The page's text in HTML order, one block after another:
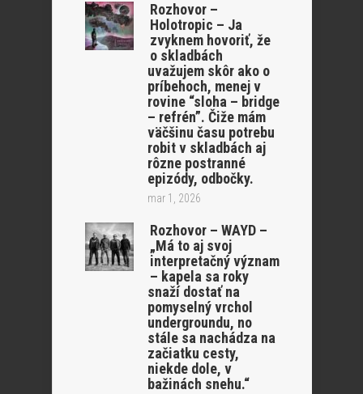
Rozhovor –
Holotropic – Ja
zvyknem hovoriť, že
o skladbách
uvažujem skôr ako o
príbehoch, menej v
rovine “sloha – bridge
– refrén”. Čiže mám
väčšinu času potrebu
robit v skladbách aj
rôzne postranné
epizódy, odbočky.
mar 1, 2026
Rozhovor – WAYD –
„Má to aj svoj
interpretačný význam
– kapela sa roky
snaží dostať na
pomyselný vrchol
undergroundu, no
stále sa nachádza na
začiatku cesty,
niekde dole, v
bažinách snehu.“